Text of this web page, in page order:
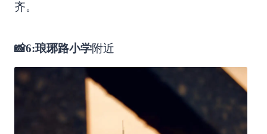
齐。
📸6:琅琊路小学附近